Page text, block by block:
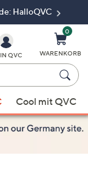
HalloQVC
QVC
0
WARENKORB
Cool mit QVC